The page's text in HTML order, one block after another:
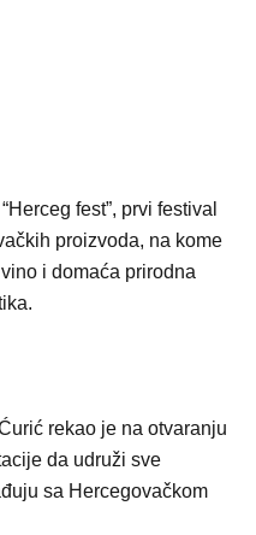
fest”, prvi festival
proizvoda, na kome
i domaća prirodna
rekao je na otvaranju
da udruži sve
sa Hercegovačkom